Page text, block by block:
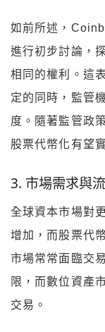
如前所述，
進行初步討論，
相同的權利。這
定的同時，監管
度。隨著監管政
股票代幣化有望
3. 市場需求與
全球資本市場對
增加，而股票代
市場常常面臨交
限，而數位資產
交易。